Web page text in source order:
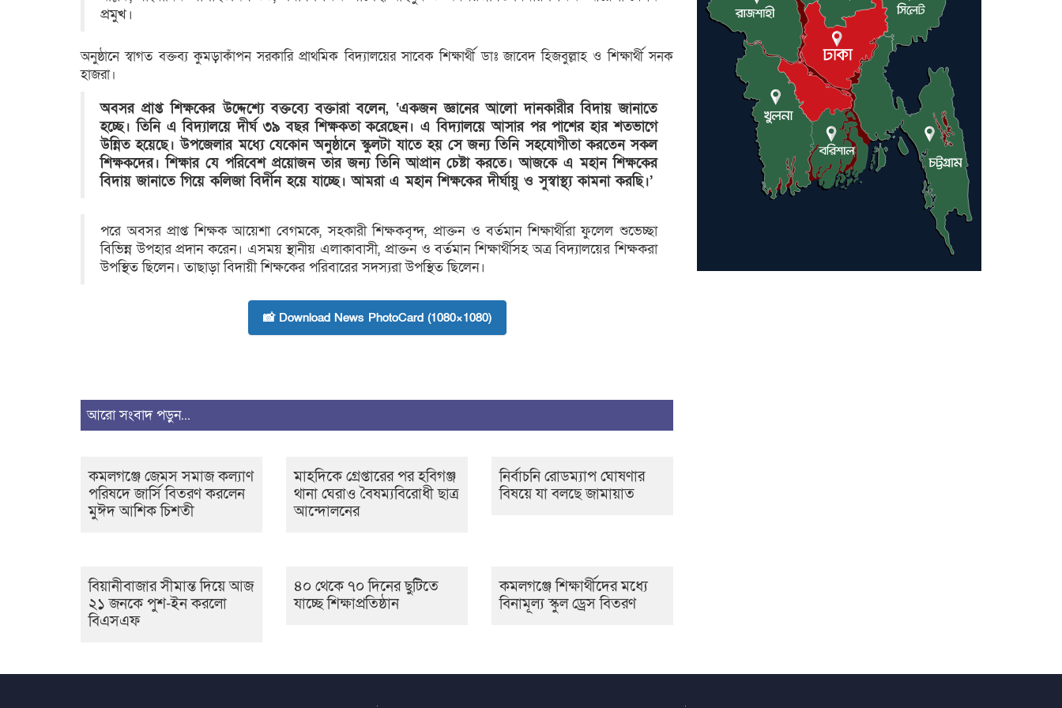
প্রমুখ।
অনুষ্ঠানে স্বাগত বক্তব্য কুমড়াকাঁপন সরকারি প্রাথমিক বিদ্যালয়ের সাবেক শিক্ষার্থী ডাঃ জাবেদ হিজবুল্লাহ ও শিক্ষার্থী সনক
হাজরা।
অবসর প্রাপ্ত শিক্ষকের উদ্দেশ্যে বক্তব্যে বক্তারা বলেন, ‘একজন জ্ঞানের আলো দানকারীর বিদায় জানাতে
হচ্ছে। তিনি এ বিদ্যালয়ে দীর্ঘ ৩৯ বছর শিক্ষকতা করেছেন। এ বিদ্যালয়ে আসার পর পাশের হার শতভাগে
উন্নিত হয়েছে। উপজেলার মধ্যে যেকোন অনুষ্ঠানে স্কুলটা যাতে হয় সে জন্য তিনি সহযোগীতা করতেন সকল
শিক্ষকদের। শিক্ষার যে পরিবেশ প্রয়োজন তার জন্য তিনি আপ্রান চেষ্টা করতে। আজকে এ মহান শিক্ষকের
বিদায় জানাতে গিয়ে কলিজা বির্দীন হয়ে যাচ্ছে। আমরা এ মহান শিক্ষকের দীর্ঘায়ু ও সুস্বাস্থ্য কামনা করছি।’
পরে অবসর প্রাপ্ত শিক্ষক আয়েশা বেগমকে, সহকারী শিক্ষকবৃন্দ, প্রাক্তন ও বর্তমান শিক্ষার্থীরা ফুলেল শুভেচ্ছা
বিভিন্ন উপহার প্রদান করেন। এসময় স্থানীয় এলাকাবাসী, প্রাক্তন ও বর্তমান শিক্ষার্থীসহ অত্র বিদ্যালয়ের শিক্ষকরা
উপস্থিত ছিলেন। তাছাড়া বিদায়ী শিক্ষকের পরিবারের সদস্যরা উপস্থিত ছিলেন।
📸 Download News PhotoCard (1080×1080)
আরো সংবাদ পড়ুন...
কমলগঞ্জে জেমস সমাজ কল্যাণ
পরিষদে জার্সি বিতরণ করলেন
মুঈদ আশিক চিশতী
মাহদিকে গ্রেপ্তারের পর হবিগঞ্জ
থানা ঘেরাও বৈষম্যবিরোধী ছাত্র
আন্দোলনের
নির্বাচনি রোডম্যাপ ঘোষণার
বিষয়ে যা বলছে জামায়াত
বিয়ানীবাজার সীমান্ত দিয়ে আজ
২১ জনকে পুশ-ইন করলো
বিএসএফ
৪০ থেকে ৭০ দিনের ছুটিতে
যাচ্ছে শিক্ষাপ্রতিষ্ঠান
কমলগঞ্জে শিক্ষার্থীদের মধ্যে
বিনামূল্য স্কুল ড্রেস বিতরণ
লন্ডনে আদমপুর ইউনাইটেড
কলেজ বাস্তবায়ন নিয়ে আলোচনা
সভা
আন্তর্জাতিক মানবাধিকার
সম্মেলনে বিশেষ সম্মাননা পেলেন
ফারুক খাঁন, শ্রীমঙ্গলে সংবর্ধনা